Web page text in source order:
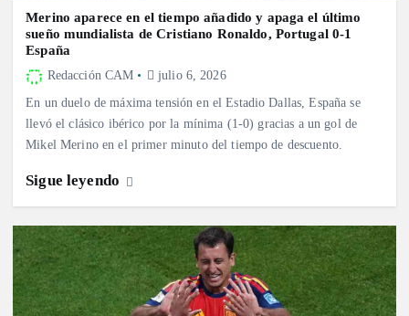
Merino aparece en el tiempo añadido y apaga el último
sueño mundialista de Cristiano Ronaldo, Portugal 0-1
España
Redacción CAM julio 6, 2026
En un duelo de máxima tensión en el Estadio Dallas, España se
llevó el clásico ibérico por la mínima (1-0) gracias a un gol de
Mikel Merino en el primer minuto del tiempo de descuento.
Sigue leyendo